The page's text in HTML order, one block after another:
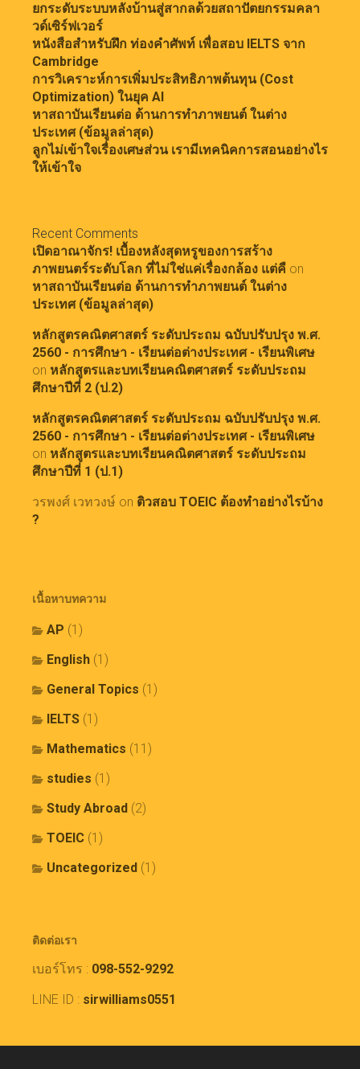
ยกระดับระบบหลังบ้านสู่สากลด้วยสถาปัตยกรรมคลา
วด์เซิร์ฟเวอร์
หนังสือสำหรับฝึก ท่องคำศัพท์ เพื่อสอบ IELTS จาก
Cambridge
การวิเคราะห์การเพิ่มประสิทธิภาพต้นทุน (Cost
Optimization) ในยุค AI
หาสถาบันเรียนต่อ ด้านการทำภาพยนต์ ในต่าง
ประเทศ (ข้อมูลล่าสุด)
ลูกไม่เข้าใจเรื่องเศษส่วน เรามีเทคนิคการสอนอย่างไร
ให้เข้าใจ
Recent Comments
เปิดอาณาจักร! เบื้องหลังสุดหรูของการสร้าง
ภาพยนตร์ระดับโลก ที่ไม่ใช่แค่เรื่องกล้อง แต่คื on
หาสถาบันเรียนต่อ ด้านการทำภาพยนต์ ในต่าง
ประเทศ (ข้อมูลล่าสุด)
หลักสูตรคณิตศาสตร์ ระดับประถม ฉบับปรับปรุง พ.ศ.
2560 - การศึกษา - เรียนต่อต่างประเทศ - เรียนพิเศษ
on หลักสูตรและบทเรียนคณิตศาสตร์ ระดับประถม
ศึกษาปีที่ 2 (ป.2)
หลักสูตรคณิตศาสตร์ ระดับประถม ฉบับปรับปรุง พ.ศ.
2560 - การศึกษา - เรียนต่อต่างประเทศ - เรียนพิเศษ
on หลักสูตรและบทเรียนคณิตศาสตร์ ระดับประถม
ศึกษาปีที่ 1 (ป.1)
วรพงศ์ เวทวงษ์ on ติวสอบ TOEIC ต้องทำอย่างไรบ้าง
?
เนื้อหาบทความ
AP (1)
English (1)
General Topics (1)
IELTS (1)
Mathematics (11)
studies (1)
Study Abroad (2)
TOEIC (1)
Uncategorized (1)
ติดต่อเรา
เบอร์โทร : 098-552-9292
LINE ID : sirwilliams0551